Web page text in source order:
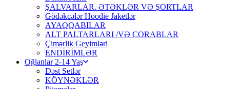
ŞALVARLAR. ƏTƏKLƏR VƏ ŞORTLAR
Gödəkcələr Hoodie Jaketlər
AYAQQABILAR
ALT PALTARLARI /VƏ CORABLAR
Çimərlik Geyimləri
ENDİRİMLƏR
Oğlanlar 2-14 Yaş
Dəst Setlər
KÖYNƏKLƏR